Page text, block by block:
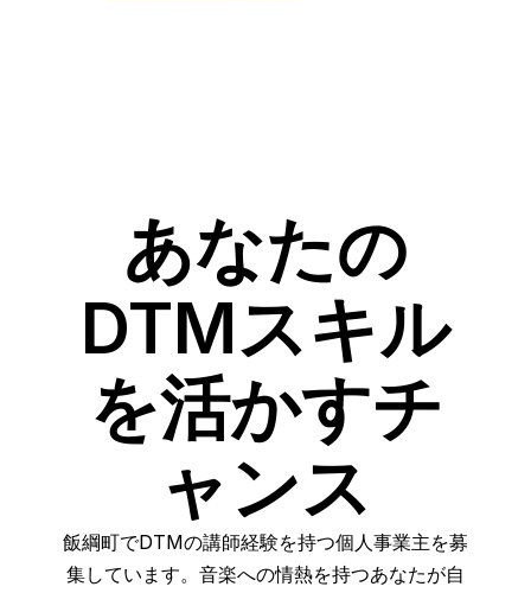
あなたの
DTMスキル
を活かすチ
ャンス
飯綱町でDTMの講師経験を持つ個人事業主を募
集しています。音楽への情熱を持つあなたが自